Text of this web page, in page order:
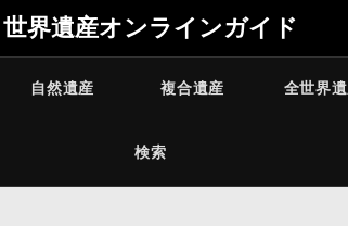
世界遺産オンラインガイド
自然遺産 複合遺産 全世界
検索